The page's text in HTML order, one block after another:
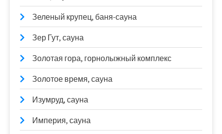
Зеленый крупец, баня-сауна
Зер Гут, сауна
Золотая гора, горнолыжный комплекс
Золотое время, сауна
Изумруд, сауна
Империя, сауна